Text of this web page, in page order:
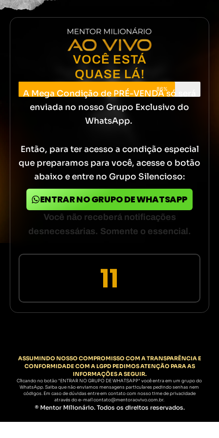
VOCÊ ESTÁ
QUASE LÁ!
86%
A Mega Condição de PRÉ-VENDA só será
enviada no nosso Grupo Exclusivo do
WhatsApp.
Então, para ter acesso a condição especial
que preparamos para você, acesse o botão
abaixo e entre no Grupo Silencioso:
ENTRAR NO GRUPO DE WHATSAPP
Você não receberá notificações
desnecessárias. Somente o essencial.
10
ASSUMINDO NOSSO COMPROMISSO COM A TRANSPARÊNCIA E
CONFORMIDADE COM A LGPD PEDIMOS ATENÇÃO PARA AS
INFORMAÇÕES A SEGUIR.
Clicando no botão "ENTRAR NO GRUPO DE WHATSAPP" você entra em um grupo do
WhatsApp. Saiba que não enviamos mensagens particulares pedindo senhas nem
códigos. Em caso de dúvidas entre em contato com nosso time de privacidade
através do e-mail contato@mentoraovivo.com.br.
® Mentor Milionário. Todos os direitos reservados.